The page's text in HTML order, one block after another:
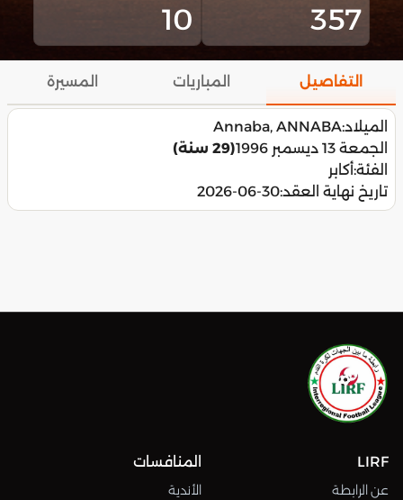
357
10
التفاصيل المباريات المسيرة
الميلاد:Annaba, ANNABA
الجمعة 13 ديسمبر 1996
(29 سنة)
الفئة:أكابر
تاريخ نهاية العقد:2026-06-30
LIRF
عن الرابطة
المنافسات
الأندية